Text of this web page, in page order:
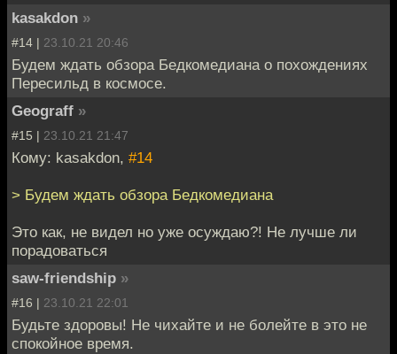
kasakdon »
#14 | 23.10.21 20:46
Будем ждать обзора Бедкомедиана о похождениях
Пересильд в космосе.
Geograff »
#15 | 23.10.21 21:47
Кому: kasakdon, #14
> Будем ждать обзора Бедкомедиана
Это как, не видел но уже осуждаю?! Не лучше ли
порадоваться
saw-friendship »
#16 | 23.10.21 22:01
Будьте здоровы! Не чихайте и не болейте в это не
спокойное время.